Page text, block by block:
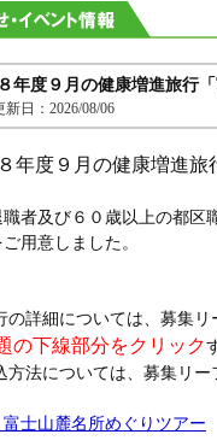
年度９月の健康増進旅行
新日：2026/08/06
年度９月の健康増進旅
者及び６０歳以上の都区
用意しました。
の詳細については、募集リ
の下線部分をクリック
方法については、募集リー
富士山麓名所めぐりツアー